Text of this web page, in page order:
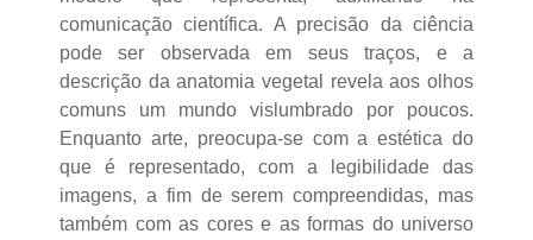
comunicação científica. A precisão da ciência
pode ser observada em seus traços, e a
descrição da anatomia vegetal revela aos olhos
comuns um mundo vislumbrado por poucos.
Enquanto arte, preocupa-se com a estética do
que é representado, com a legibilidade das
imagens, a fim de serem compreendidas, mas
também com as cores e as formas do universo